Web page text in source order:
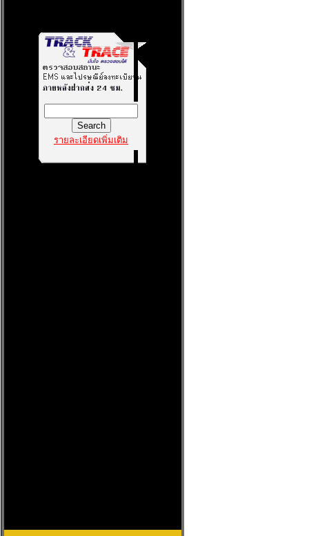
รายละเอียดเพิ่มเติม